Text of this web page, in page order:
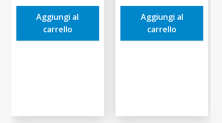
era:
5,00€.
è:
Aggiungi al
carrello
era:
14,00€.
è:
Aggiungi al
carrello